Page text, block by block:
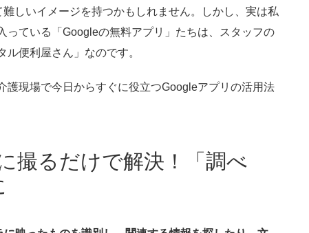
しいイメージを持つかもしれません。しかし、実は私
っている「Googleの無料アプリ」たちは、スタッフの
便利屋さん」なのです。
護現場で今日からすぐに役立つGoogleアプリの活用法
撮るだけで解決！「調べ